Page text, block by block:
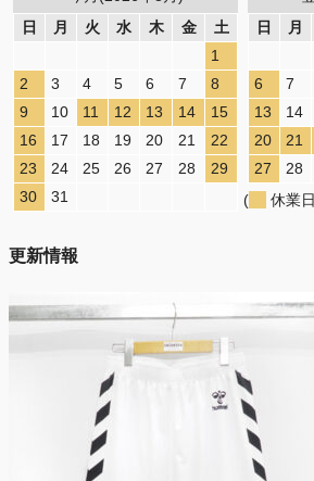
日
月 火 水 木 金
土
1
2
3 4 5 6 7
8
9
10 11 12 13 14
15
16
17 18 19 20 21
22
23
24 25 26 27 28
29
30
31
日
月
6
7
13
14
20
21
27
28
(
休業
更新情報